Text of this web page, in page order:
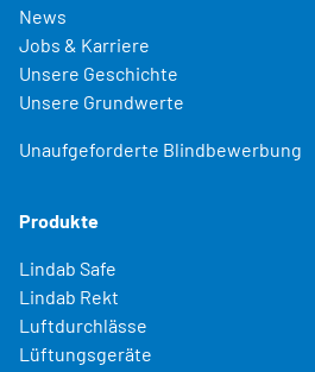
News
Jobs & Karriere
Unsere Geschichte
Unsere Grundwerte
Unaufgeforderte Blindbewerbung
Produkte
Lindab Safe
Lindab Rekt
Luftdurchlässe
Lüftungsgeräte